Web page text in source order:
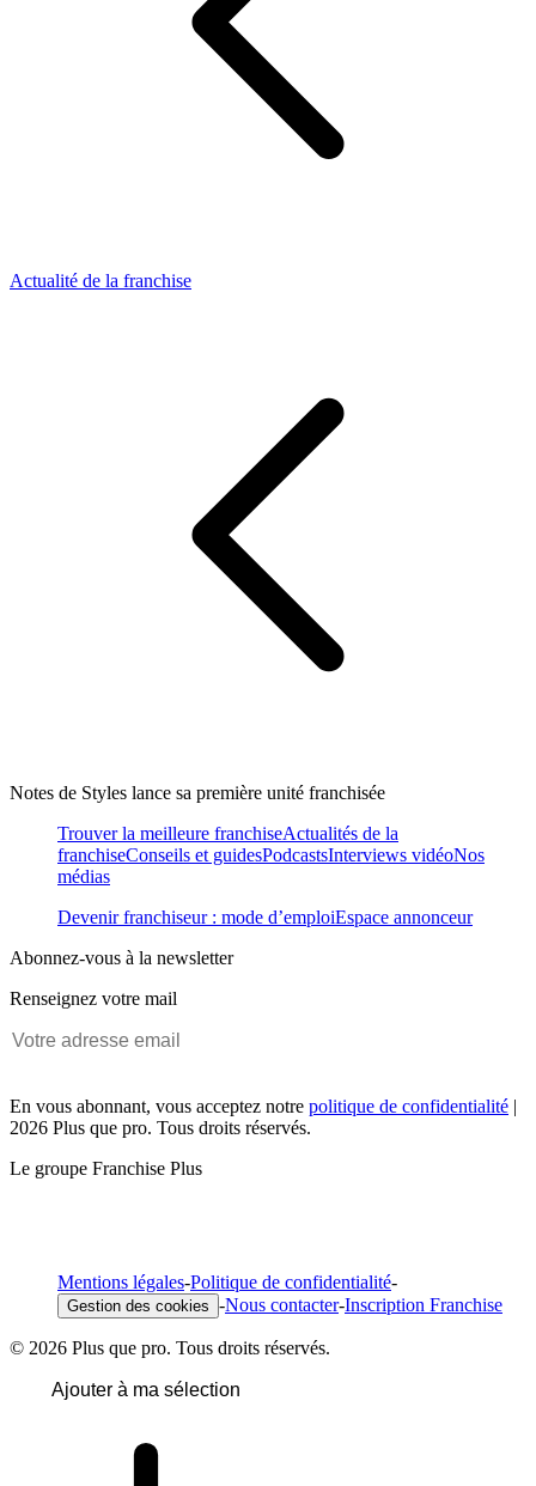
Actualité de la franchise
Notes de Styles lance sa première unité franchisée
Trouver la meilleure franchiseActualités de la
franchiseConseils et guidesPodcastsInterviews vidéoNos
médias
Devenir franchiseur : mode d’emploiEspace annonceur
Abonnez-vous à la newsletter
Renseignez votre mail
En vous abonnant, vous acceptez notre politique de confidentialité |
2026 Plus que pro. Tous droits réservés.
Le groupe Franchise Plus
Mentions légales-Politique de confidentialité-
Gestion des cookies -Nous contacter-Inscription Franchise
© 2026 Plus que pro. Tous droits réservés.
Ajouter à ma sélection